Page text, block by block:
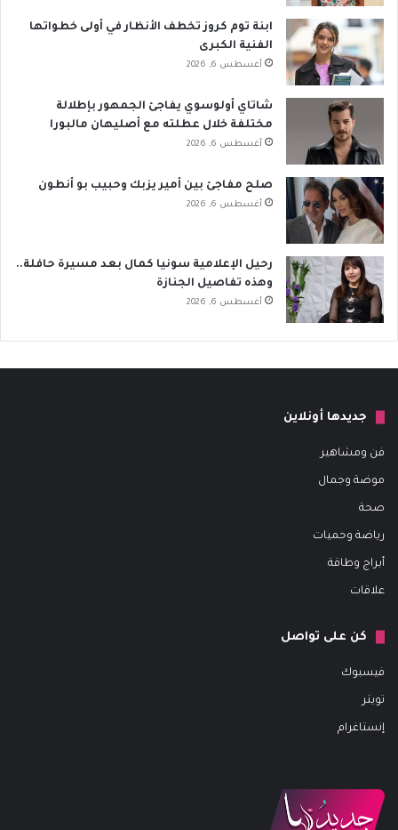
ابنة توم كروز تخطف الأنظار في أولى خطواتها
الفنية الكبرى
أغسطس 6, 2026
شاتاي أولوسوي يفاجئ الجمهور بإطلالة
مختلفة خلال عطلته مع أصليهان مالبورا
أغسطس 6, 2026
صلح مفاجئ بين أمير يزبك وحبيب بو أنطون
أغسطس 6, 2026
رحيل الإعلامية سونيا كمال بعد مسيرة حافلة..
وهذه تفاصيل الجنازة
أغسطس 6, 2026
جديدها أونلاين
فن ومشاهير
موضة وجمال
صحة
رياضة وحميات
أبراج وطاقة
علاقات
كن على تواصل
فيسبوك
تويتر
إنستاغرام